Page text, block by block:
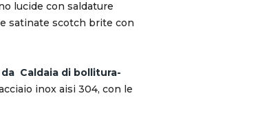
lucide con saldature
satinate scotch brite con
Caldaia di bollitura-
inox aisi 304, con le